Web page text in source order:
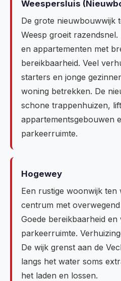
Weespersluis
De grote nieuwbouwwijk
Weesp groeit
en appartementen met
bereikbaarheid. Veel
starters en jonge
woning betrekken. De
schone trappenhuizen,
appartementsgebouwen
parkeerruimte.
Hogewey
Een rustige woonwijk ten
centrum met
Goede bereikbaarheid en
parkeerruimte.
De wijk grenst aan de
langs het water soms
het laden en lossen.